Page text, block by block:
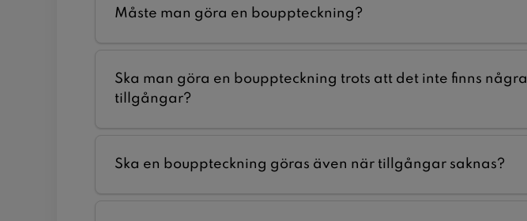
Måste man göra en bouppteckning?
Ska man göra en bouppteckning trots att det inte finns några
tillgångar?
Ska en bouppteckning göras även när tillgångar saknas?